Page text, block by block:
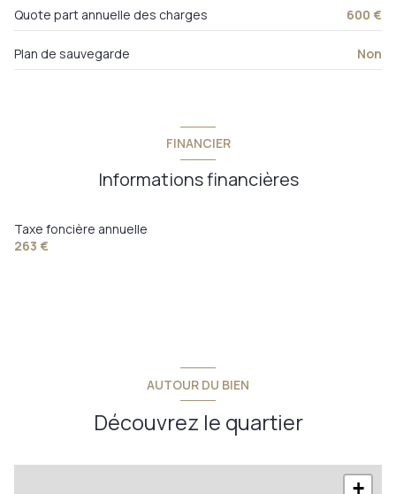
Quote part annuelle des charges 600 €
Plan de sauvegarde Non
FINANCIER
Informations financières
Taxe foncière annuelle
263 €
AUTOUR DU BIEN
Découvrez le quartier
+